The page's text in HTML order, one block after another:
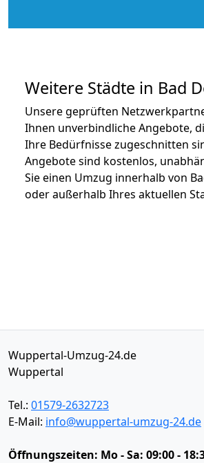
Weitere Städte in Bad
Unsere geprüften
Ihnen unverbindliche Angebote,
Ihre Bedürfnisse zugeschnitten
Angebote sind kostenlos,
Sie einen Umzug innerhalb von
oder außerhalb Ihres aktuellen
Wuppertal-Umzug-24.de
Wuppertal
Tel.: 01579-2632723
E-Mail: info@wuppertal-umzug-24.de
Öffnungszeiten: Mo - Sa: 09:00 -